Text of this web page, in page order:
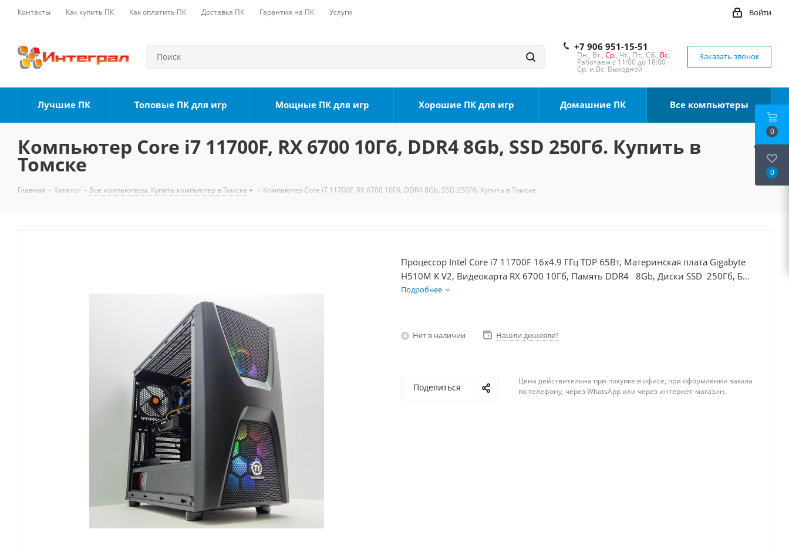
Контакты Как купить ПК Как оплатить ПК Доставка ПК Гарантия на ПК Услуги Войти
+7 906 951-15-51
Пн., Вт., Ср., Чт., Пт., Сб., Вс.
Работаем с 11:00 до 18:00
Ср. и Вс. Выходной
Заказать звонок
Лучшие ПК Топовые ПК для игр Мощные ПК для игр Хорошие ПК для игр Домашние ПК Все компьютеры
Компьютер Core i7 11700F, RX 6700 10Гб, DDR4 8Gb, SSD 250Гб. Купить в
Томске
Главная - Каталог - Все компьютеры. Купить компьютер в Томске - Компьютер Core i7 11700F, RX 6700 10Гб, DDR4 8Gb, SSD 250Гб. Купить в Томске
Процессор Intel Core i7 11700F 16x4.9 ГГц TDP 65Вт, Материнская плата Gigabyte
H510M K V2, Видеокарта RX 6700 10Гб, Память DDR4 8Gb, Диски SSD 250Гб, БП
600Вт
Подробнее
Нет в наличии Нашли дешевле?
Поделиться
Цена действительна при покупке в офисе, при оформлении заказа
по телефону, через WhatsApp или через интернет-магазин.
0
0